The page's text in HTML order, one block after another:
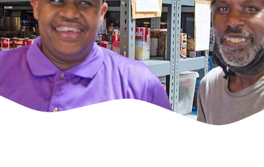
Donar